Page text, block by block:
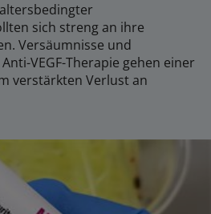
sich streng an ihre
Versäumnisse und
VEGF-Therapie gehen einer
verstärkten Verlust an